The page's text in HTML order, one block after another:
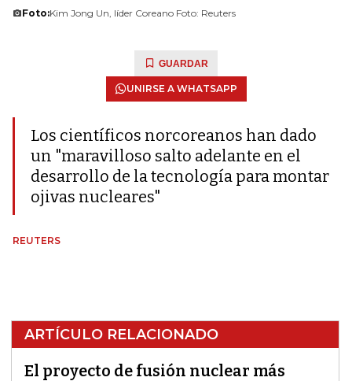
Foto:Kim Jong Un, líder Coreano Foto: Reuters
GUARDAR
UNIRSE A WHATSAPP
Los científicos norcoreanos han dado
un "maravilloso salto adelante en el
desarrollo de la tecnología para montar
ojivas nucleares"
REUTERS
ARTÍCULO RELACIONADO
El proyecto de fusión nuclear más